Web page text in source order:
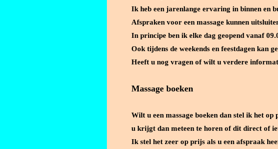
Ik heb een jarenlange ervaring in binnen en
Afspraken voor een massage kunnen
In principe ben ik elke dag geopend vanaf
Ook tijdens de weekends en feestdagen kan
Heeft u nog vragen of wilt u verdere
Massage boeken
Wilt u een massage boeken dan stel ik het
u krijgt dan meteen te horen of dit direct of
Ik stel het zeer op prijs als u een afspraak